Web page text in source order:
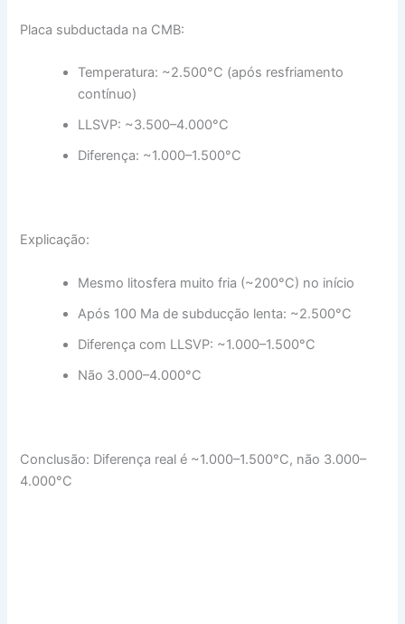
Placa subductada na CMB:
Temperatura: ~2.500°C (após resfriamento
contínuo)
LLSVP: ~3.500–4.000°C
Diferença: ~1.000–1.500°C
Explicação:
Mesmo litosfera muito fria (~200°C) no início
Após 100 Ma de subducção lenta: ~2.500°C
Diferença com LLSVP: ~1.000–1.500°C
Não 3.000–4.000°C
Conclusão: Diferença real é ~1.000–1.500°C, não 3.000–
4.000°C